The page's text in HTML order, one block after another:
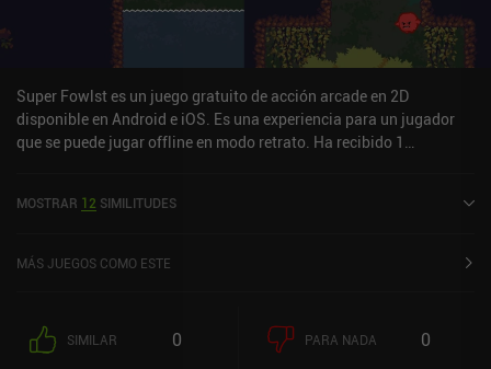
Super Fowlst es un juego gratuito de acción arcade en 2D
disponible en Android e iOS. Es una experiencia para un jugador
que se puede jugar offline en modo retrato. Ha recibido 1
sobre 5,0 en Google Play y de 4,5 sobre 5,0 en la App Store de iOS.
MOSTRAR 12 SIMILITUDES
MÁS JUEGOS COMO ESTE
SIMILAR 0 PARA NADA 0